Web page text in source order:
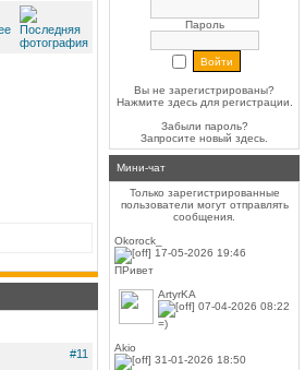
#11
Пароль
Вы не зарегистрированы?
Нажмите здесьдля регистрации.
Забыли пароль?
Запросите новый здесь.
Мини-чат
Только зарегистрированные
пользователи могут отправлять
сообщения.
Okorock_
17-05-2026 19:46
ПРивет
ArtyrKA
07-04-2026 08:22
=)
Akio
31-01-2026 18:50